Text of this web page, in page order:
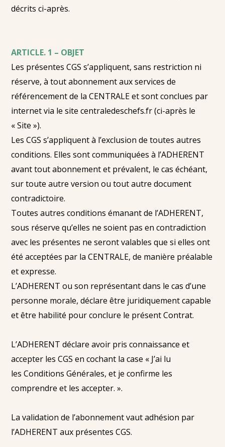
décrits ci-après.
ARTICLE. 1 – OBJET
Les présentes CGS s’appliquent, sans restriction ni
réserve, à tout abonnement aux services de
référencement de la CENTRALE et sont conclues par
internet via le site centraledeschefs.fr (ci-après le
« Site »).
Les CGS s’appliquent à l’exclusion de toutes autres
conditions. Elles sont communiquées à l’ADHERENT
avant tout abonnement et prévalent, le cas échéant,
sur toute autre version ou tout autre document
contradictoire.
Toutes autres conditions émanant de l’ADHERENT,
sous réserve qu’elles ne soient pas en contradiction
avec les présentes ne seront valables que si elles ont
été acceptées par la CENTRALE, de manière préalable
et expresse.
L’ADHERENT ou son représentant dans le cas d’une
personne morale, déclare être juridiquement capable
et être habilité pour conclure le présent Contrat.
L’ADHERENT déclare avoir pris connaissance et
accepter les CGS en cochant la case « J’ai lu
les Conditions Générales, et je confirme les
comprendre et les accepter. ».
La validation de l’abonnement vaut adhésion par
l’ADHERENT aux présentes CGS.